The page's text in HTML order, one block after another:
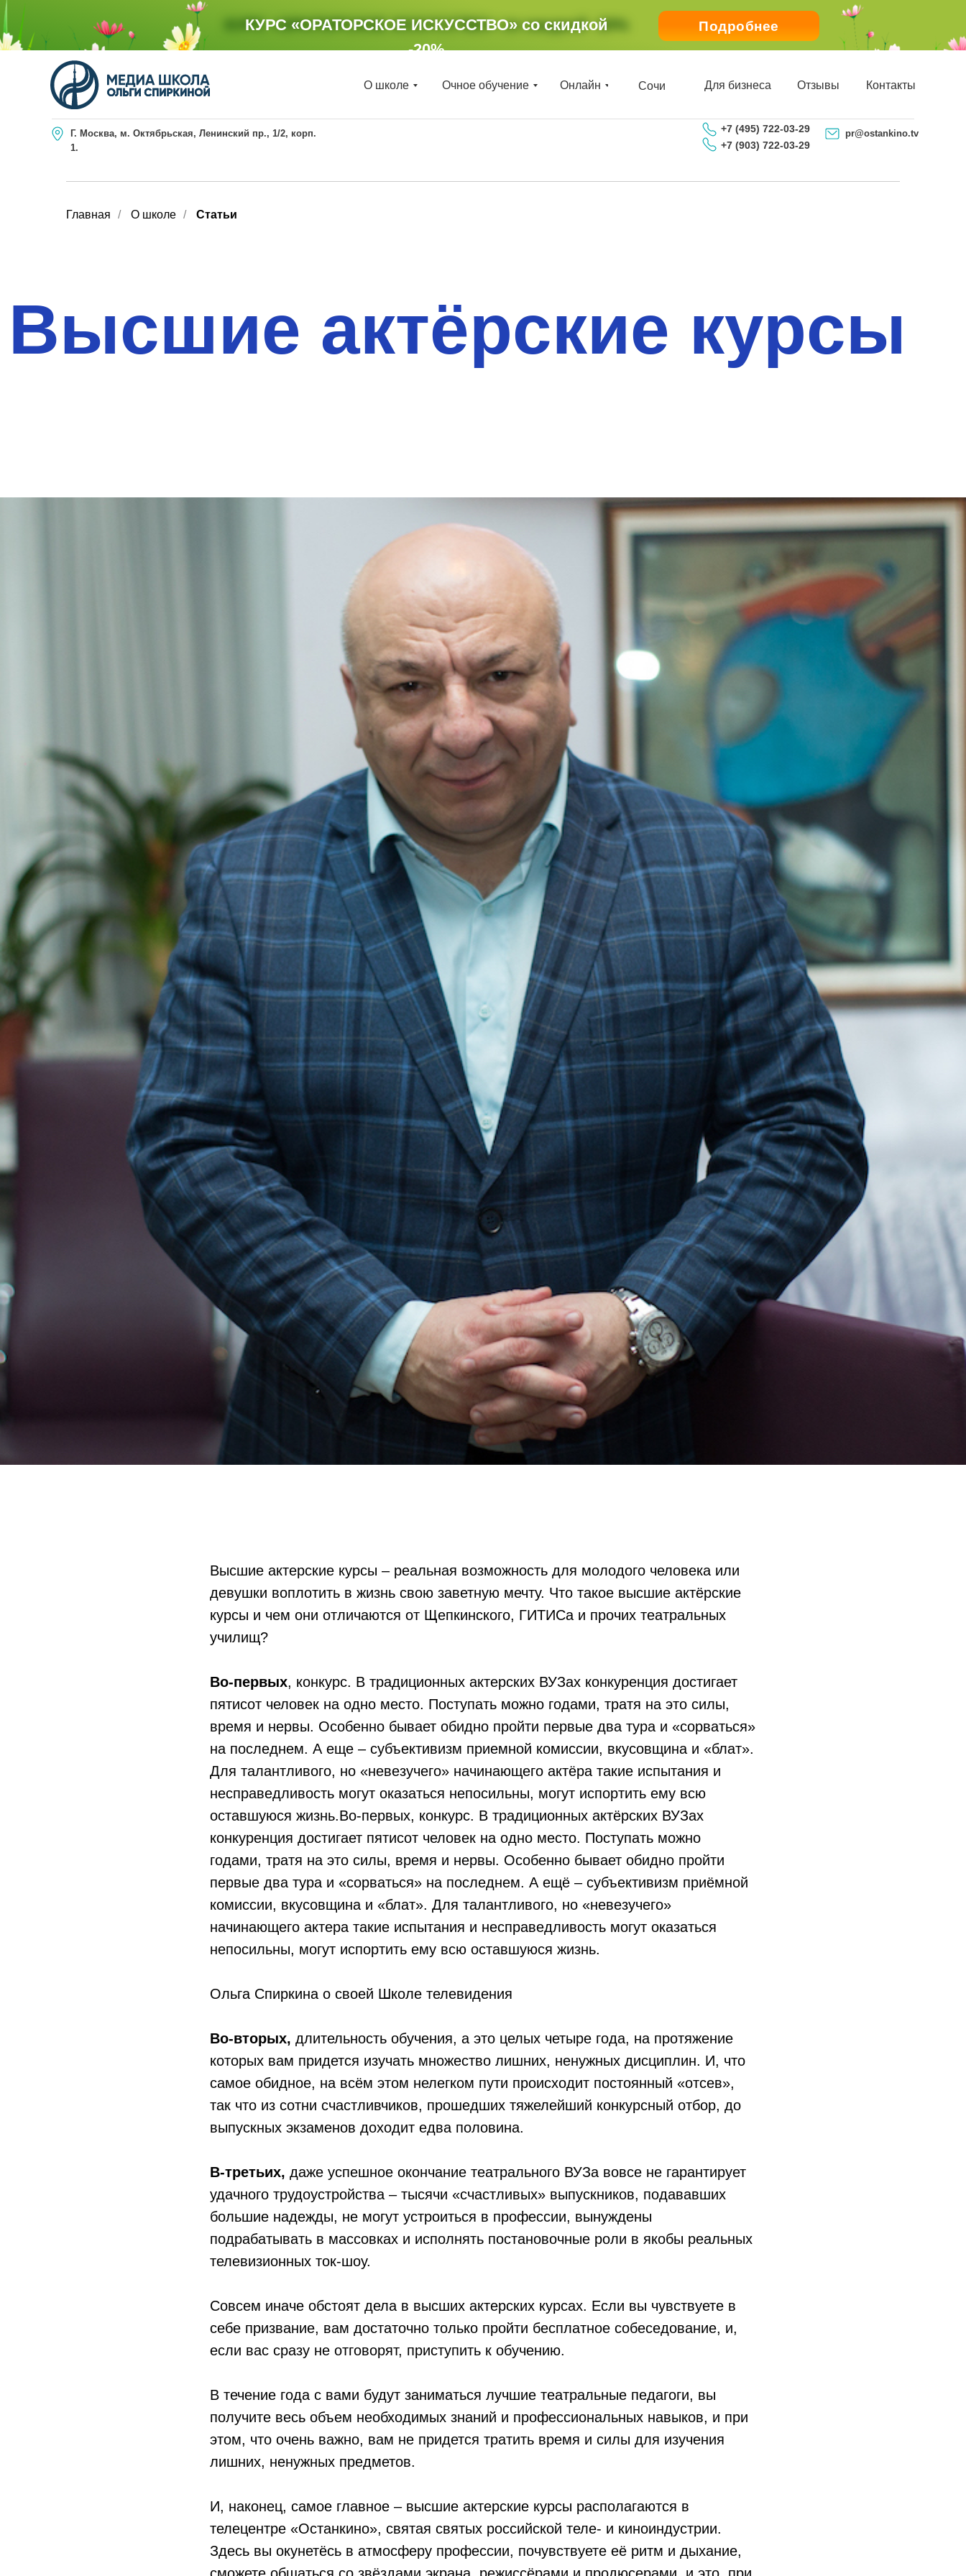
Подробнее
КУРС «ОРАТОРСКОЕ ИСКУССТВО»со скидкой-20%
КУРС «ОРАТОРСКОЕ ИСКУССТВО»со скидкой
-20%
О школе Очное обучение Онлайн Отзывы
Для бизнеса Контакты
Г. Москва, м. Октябрьская, Ленинский пр., 1/2, корп.
1.
pr@ostankino.tv
+7 (495) 722-03-29
+7 (903) 722-03-29
Сочи
Главная / О школе / Статьи
Высшие актёрские курсы
Высшие актерские курсы – реальная возможность для молодого человека или
девушки воплотить в жизнь свою заветную мечту. Что такое высшие актёрские
курсы и чем они отличаются от Щепкинского, ГИТИСа и прочих театральных
училищ?
Во-первых, конкурс. В традиционных актерских ВУЗах конкуренция достигает
пятисот человек на одно место. Поступать можно годами, тратя на это силы,
время и нервы. Особенно бывает обидно пройти первые два тура и «сорваться»
на последнем. А еще – субъективизм приемной комиссии, вкусовщина и «блат».
Для талантливого, но «невезучего» начинающего актёра такие испытания и
несправедливость могут оказаться непосильны, могут испортить ему всю
оставшуюся жизнь.Во-первых, конкурс. В традиционных актёрских ВУЗах
конкуренция достигает пятисот человек на одно место. Поступать можно
годами, тратя на это силы, время и нервы. Особенно бывает обидно пройти
первые два тура и «сорваться» на последнем. А ещё – субъективизм приёмной
комиссии, вкусовщина и «блат». Для талантливого, но «невезучего»
начинающего актера такие испытания и несправедливость могут оказаться
непосильны, могут испортить ему всю оставшуюся жизнь.
Ольга Спиркина о своей Школе телевидения
Во-вторых, длительность обучения, а это целых четыре года, на протяжение
которых вам придется изучать множество лишних, ненужных дисциплин. И, что
самое обидное, на всём этом нелегком пути происходит постоянный «отсев»,
так что из сотни счастливчиков, прошедших тяжелейший конкурсный отбор, до
выпускных экзаменов доходит едва половина.
В-третьих, даже успешное окончание театрального ВУЗа вовсе не гарантирует
удачного трудоустройства – тысячи «счастливых» выпускников, подававших
большие надежды, не могут устроиться в профессии, вынуждены
подрабатывать в массовках и исполнять постановочные роли в якобы реальных
телевизионных ток-шоу.
Совсем иначе обстоят дела в высших актерских курсах. Если вы чувствуете в
себе призвание, вам достаточно только пройти бесплатное собеседование, и,
если вас сразу не отговорят, приступить к обучению.
В течение года с вами будут заниматься лучшие театральные педагоги, вы
получите весь объем необходимых знаний и профессиональных навыков, и при
этом, что очень важно, вам не придется тратить время и силы для изучения
лишних, ненужных предметов.
И, наконец, самое главное – высшие актерские курсы располагаются в
телецентре «Останкино», святая святых российской теле- и киноиндустрии.
Здесь вы окунетёсь в атмосферу профессии, почувствуете её ритм и дыхание,